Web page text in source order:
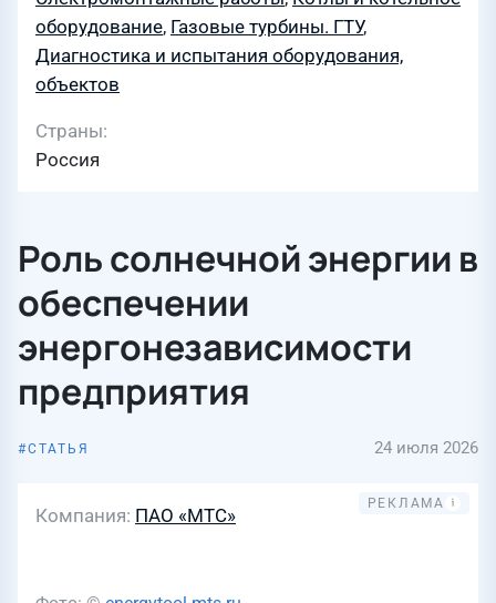
оборудование, Газовые турбины. ГТУ,
Диагностика и испытания оборудования,
объектов
Страны
Россия
Роль солнечной энергии в
обеспечении
энергонезависимости
предприятия
СТАТЬЯ 24 июля 2026
Компания ПАО «МТС»